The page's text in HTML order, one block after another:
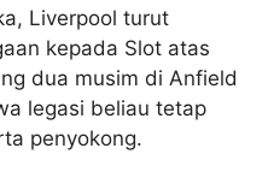
Liverpool turut
kepada Slot atas
dua musim di Anfield
legasi beliau tetap
penyokong.